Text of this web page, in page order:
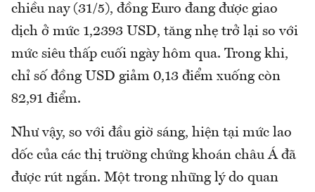
chiều nay (31/5), đồng Euro đang được giao
dịch ở mức 1,2393 USD, tăng nhẹ trở lại so với
mức siêu thấp cuối ngày hôm qua. Trong khi,
chỉ số đồng USD giảm 0,13 điểm xuống còn
82,91 điểm.
Như vậy, so với đầu giờ sáng, hiện tại mức lao
dốc của các thị trường chứng khoán châu Á đã
được rút ngắn. Một trong những lý do quan